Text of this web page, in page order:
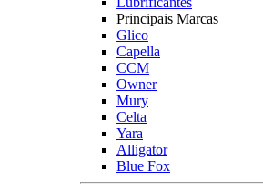
Principais Marcas
Glico
Capella
CCM
Owner
Mury
Celta
Yara
Alligator
Blue Fox